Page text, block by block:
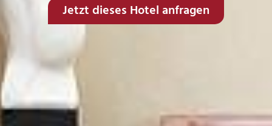
Jetzt dieses Hotel anfragen